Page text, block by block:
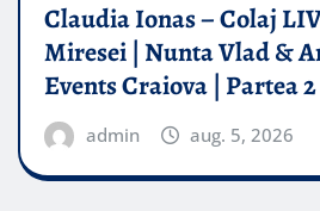
Claudia Ionas – Colaj
Miresei | Nunta Vlad &
Events Craiova | Partea 2
admin aug. 5, 2026